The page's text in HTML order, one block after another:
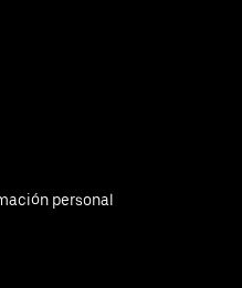
personal